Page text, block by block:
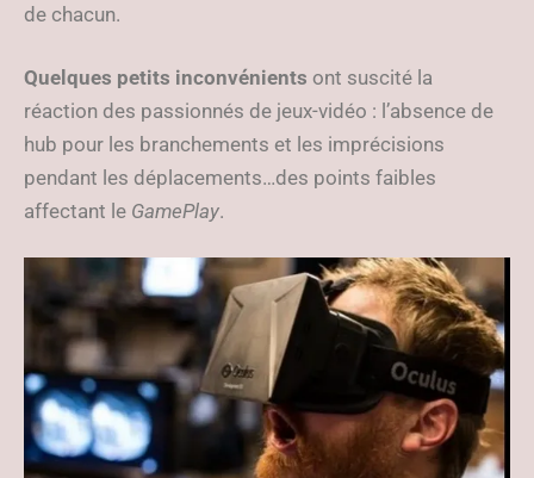
de chacun.
Quelques petits inconvénients ont suscité la
réaction des passionnés de jeux-vidéo : l’absence de
hub pour les branchements et les imprécisions
pendant les déplacements…des points faibles
affectant le GamePlay.